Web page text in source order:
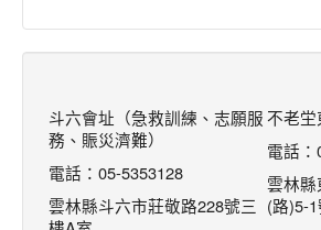
斗六會址（急救訓練、志願服
務、賑災濟難）
電話：05-5353128
雲林縣斗六市莊敬路228號三
不老
電話：
雲林
(路)5-